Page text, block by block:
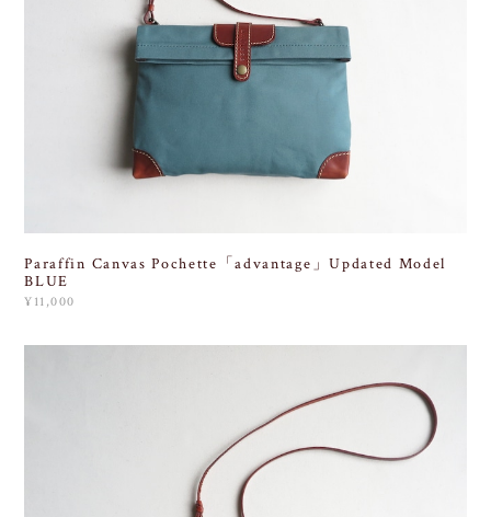
Paraffin Canvas Pochette「advantage」Updated Model
BLUE
¥11,000